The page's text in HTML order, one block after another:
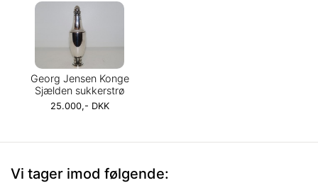
Georg Jensen Konge
Sjælden sukkerstrø
25.000,- DKK
Vi tager imod følgende: